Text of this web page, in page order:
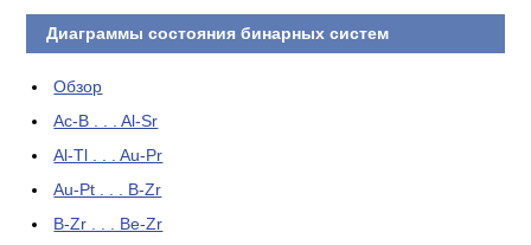
Диаграммы состояния бинарных систем
Обзор
Ac-B . . . Al-Sr
Al-Tl . . . Au-Pr
Au-Pt . . . B-Zr
B-Zr . . . Be-Zr